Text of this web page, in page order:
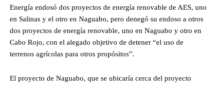
Energía endosó dos proyectos de energía renovable de AES, uno
en Salinas y el otro en Naguabo, pero denegó su endoso a otros
dos proyectos de energía renovable, uno en Naguabo y otro en
Cabo Rojo, con el alegado objetivo de detener “el uso de
terrenos agrícolas para otros propósitos”.
El proyecto de Naguabo, que se ubicaría cerca del proyecto